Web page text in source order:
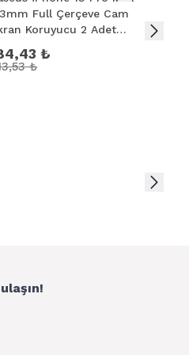
Full Çerçeve Cam
Koruyucu 2 Adet
₺
₺
Anti